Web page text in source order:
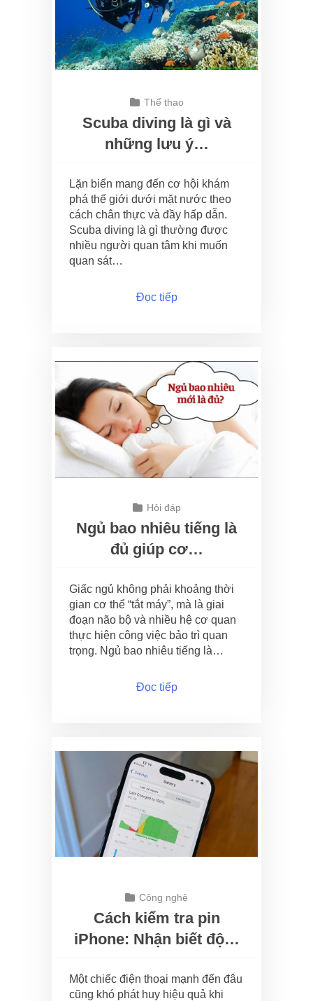
Thể thao
Scuba diving là gì và
những lưu ý…
Lặn biển mang đến cơ hội khám
phá thế giới dưới mặt nước theo
cách chân thực và đầy hấp dẫn.
Scuba diving là gì thường được
nhiều người quan tâm khi muốn
quan sát…
Đọc tiếp
Hỏi đáp
Ngủ bao nhiêu tiếng là
đủ giúp cơ…
Giấc ngủ không phải khoảng thời
gian cơ thể “tắt máy”, mà là giai
đoạn não bộ và nhiều hệ cơ quan
thực hiện công việc bảo trì quan
trọng. Ngủ bao nhiêu tiếng là…
Đọc tiếp
Công nghệ
Cách kiểm tra pin
iPhone: Nhận biết độ…
Một chiếc điện thoại mạnh đến đâu
cũng khó phát huy hiệu quả khi